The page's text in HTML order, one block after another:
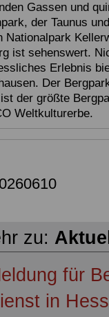
Gassen und
der Taunus
Nationalpark
ist sehenswert.
Erlebnis
Der
der größte
Weltkulturerbe.
zu:
für
in